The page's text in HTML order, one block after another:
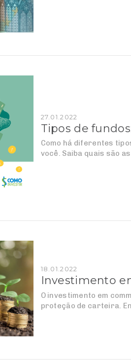
27.01.2022
Tipos de
Como há diferentes
você. Saiba quais são
18.01.2022
Investimento
O investimento em
proteção de carteira.